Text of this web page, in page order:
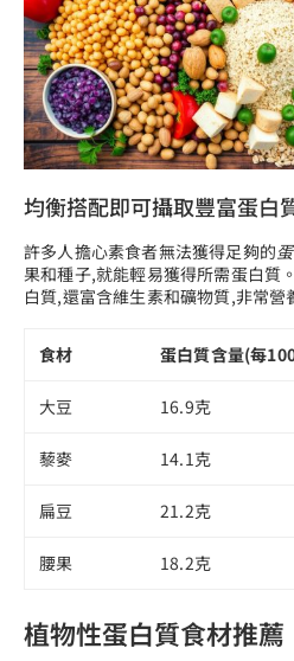
均衡搭配即可攝取豐富蛋白
許多人擔心素食者無法獲得足夠的
果和種子,就能輕易獲得所需蛋白質
白質,還富含維生素和礦物質,非常營
食材 蛋白質含量(每
大豆 16.9克
藜麥 14.1克
扁豆 21.2克
腰果 18.2克
植物性蛋白質食材推薦